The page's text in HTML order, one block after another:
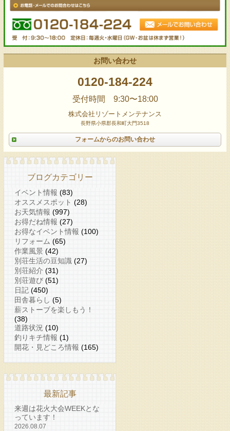
お問い合わせ
0120-184-224
受付時間 9:30〜18:00
株式会社リゾートメンテナンス
長野県小県郡長和町大門3518
フォームからのお問い合わせ
ブログカテゴリー
イベント情報 (83)
オススメスポット (28)
お天気情報 (997)
お得だね情報 (27)
お得なイベント情報 (100)
リフォーム (65)
作業風景 (42)
別荘生活の豆知識 (27)
別荘紹介 (31)
別荘遊び (51)
日記 (450)
田舎暮らし (5)
薪ストーブを楽しもう！
(38)
道路状況 (10)
釣りキチ情報 (1)
開花・見どころ情報 (165)
最新記事
来週は花火大会WEEKとな
っています！
2026.08.07